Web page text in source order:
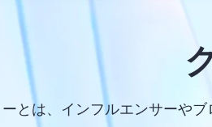
とは、インフルエンサーや